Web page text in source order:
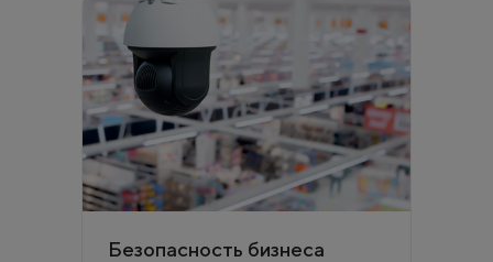
Безопасность бизнеса